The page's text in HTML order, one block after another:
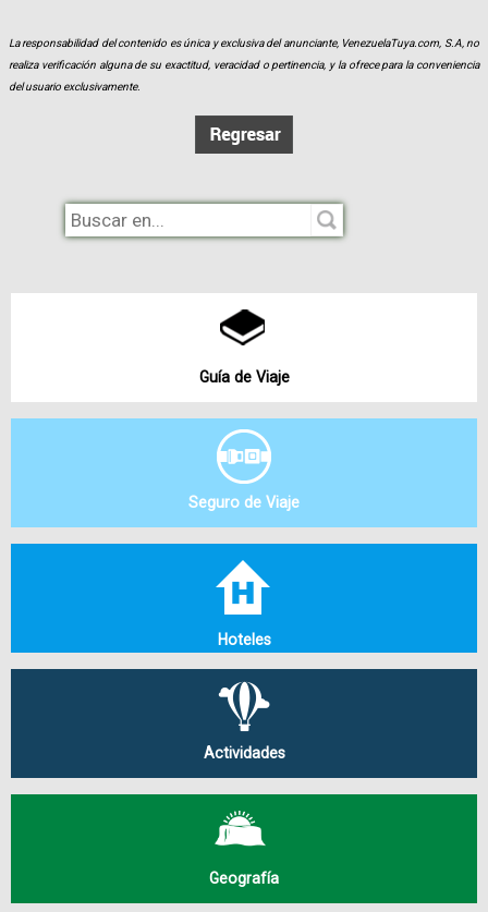
La responsabilidad del contenido es única y exclusiva del anunciante, VenezuelaTuya.com, S.A, no
realiza verificación alguna de su exactitud, veracidad o pertinencia, y la ofrece para la conveniencia
del usuario exclusivamente.
Guía de Viaje
Seguro de Viaje
Hoteles
Actividades
Geografía